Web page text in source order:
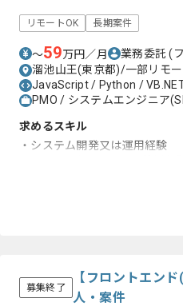
リモートOK 長期案件
〜59万円／月 業務委託(
溜池山王(東京都)/一部リモー
JavaScript / Python /
PMO / システムエンジニア
求めるスキル
・システム開発又は運用経験
募集終了
【フロントエン
人・案件